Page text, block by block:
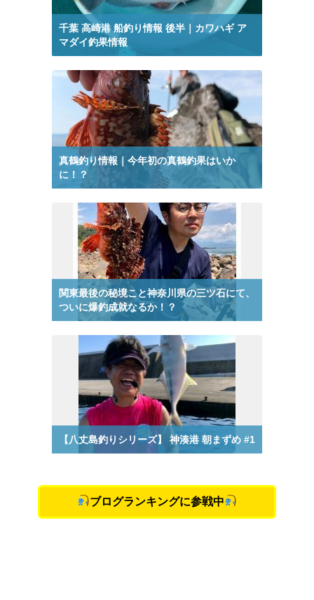
ブログランキングに参戦中